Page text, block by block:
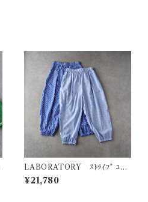
LABORATORY ｽﾄﾗｲﾌﾟ ﾕｯｶ
ﾊﾟﾝﾂ LA487
¥21,780